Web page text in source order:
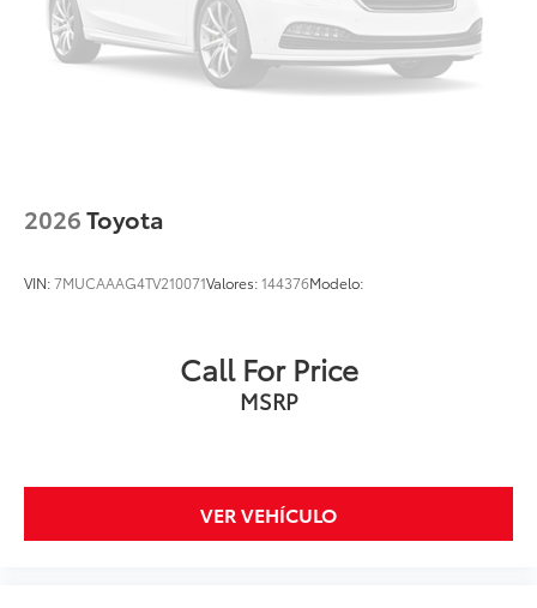
2026Toyota
VIN:7MUCAAAG4TV210071Valores:144376Modelo:
Call For Price
MSRP
VER VEHÍCULO